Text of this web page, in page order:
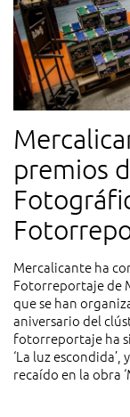
premios
Mercalicante ha
Fotorreportaje de
que se han
aniversario del
fotorreportaje ha
‘La luz
recaído en la obra